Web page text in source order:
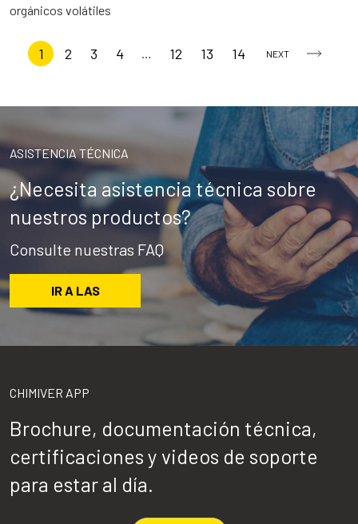
orgánicos volátiles
1 2 3 4 … 12 13 14 NEXT
ASISTENCIA TÉCNICA
¿Necesita asistencia técnica sobre
nuestros productos?
Consulte nuestras FAQ
IR A LAS
CHIMIVER APP
Brochure, documentación técnica,
certificaciones y videos de soporte
para estar al día.